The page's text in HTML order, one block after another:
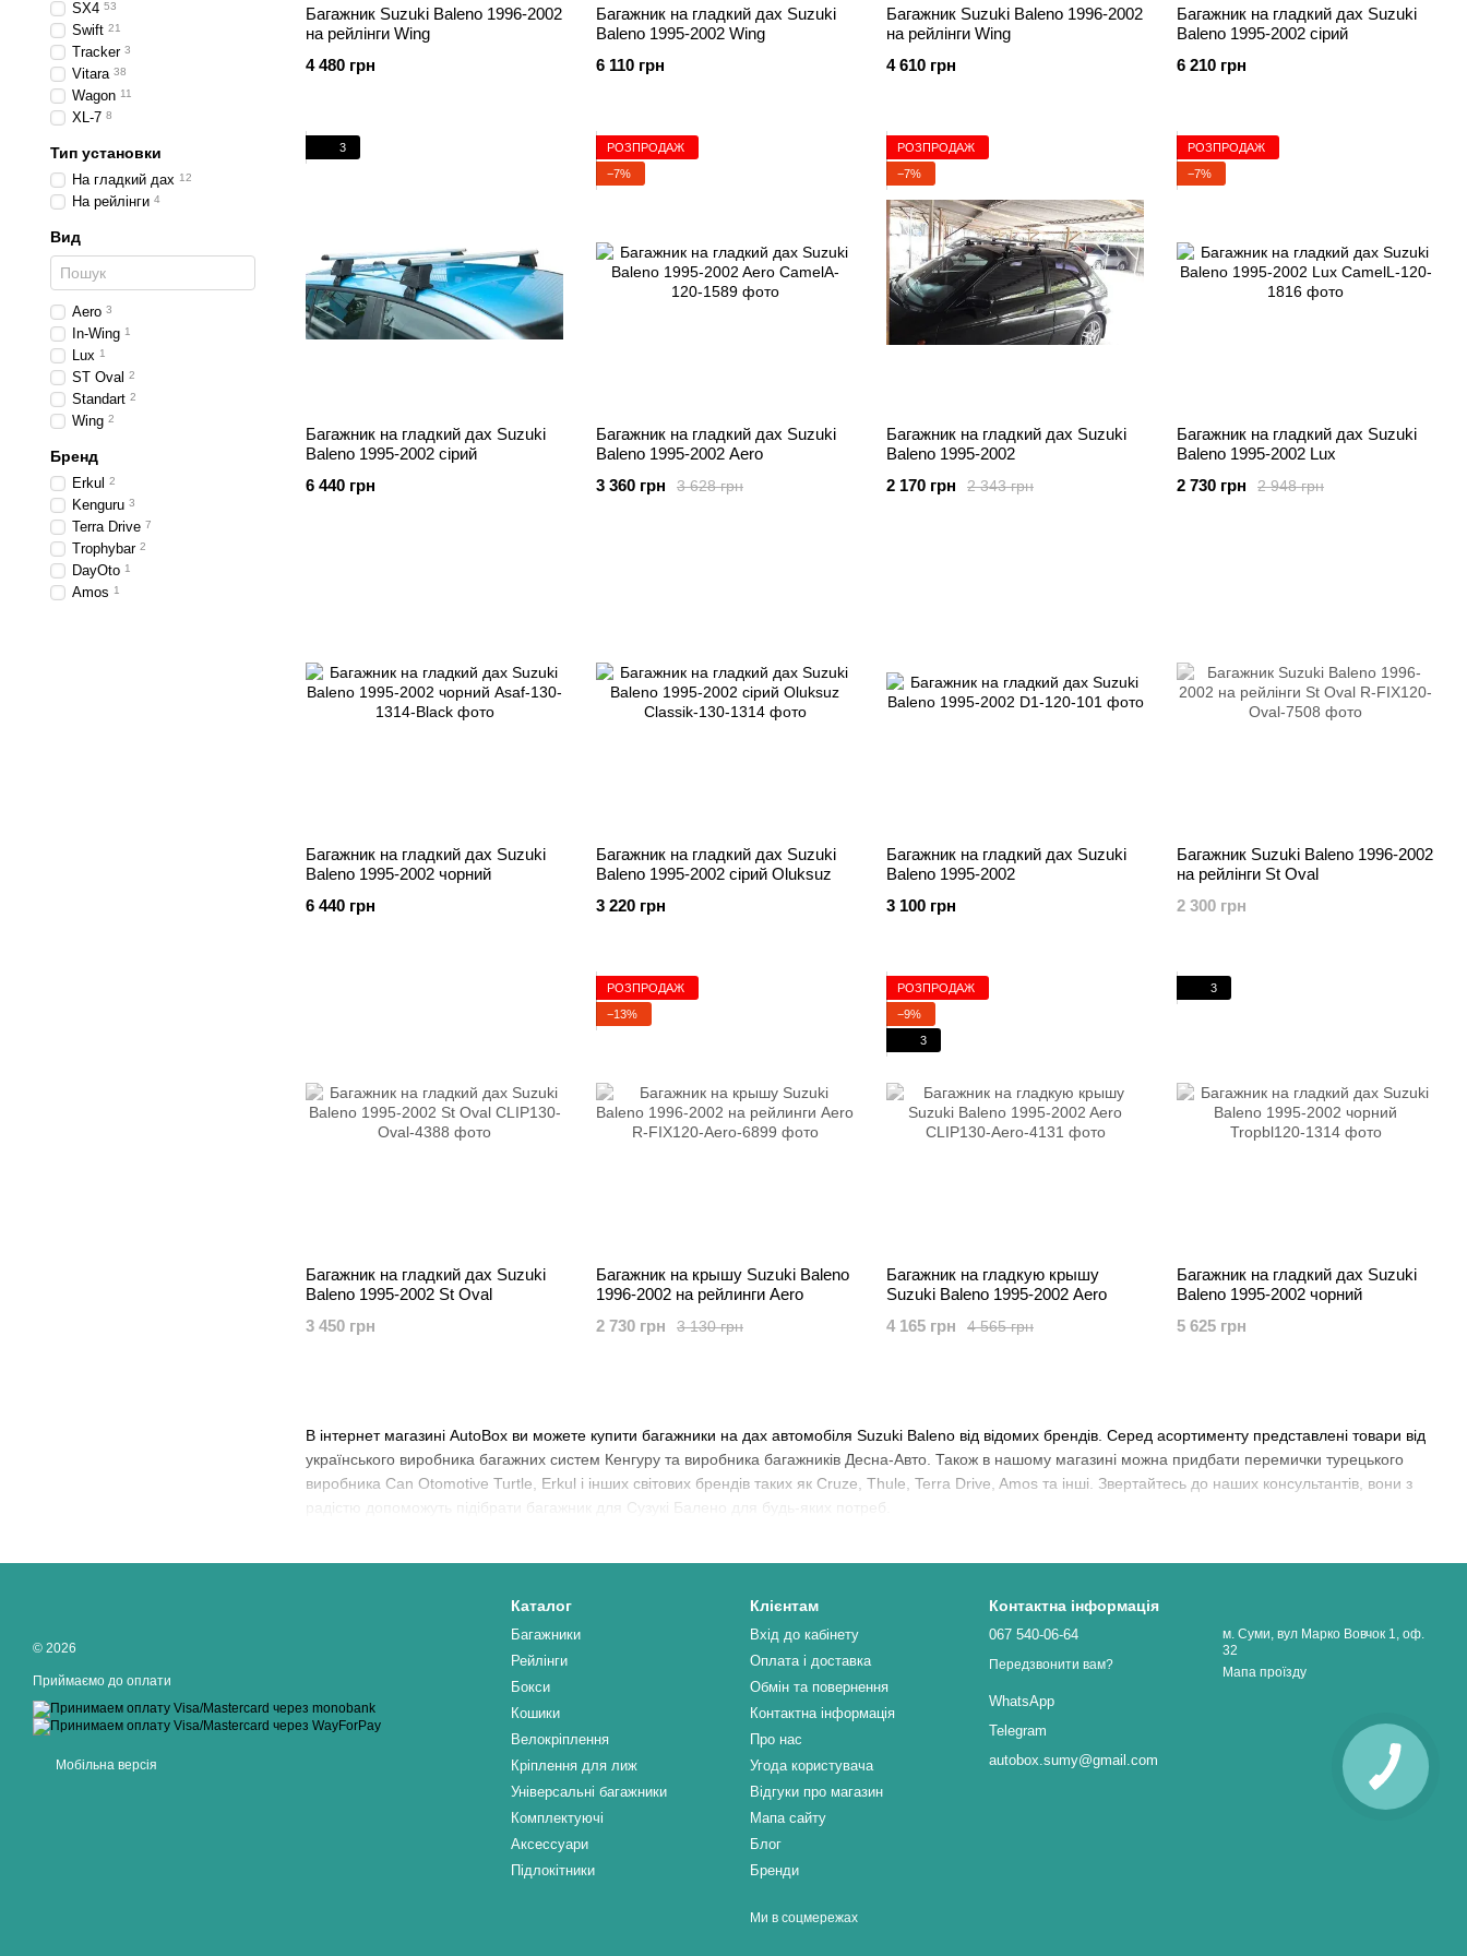
В інтернет магазині AutoBox ви можете купити багажники на дах автомобіля Suzuki Baleno від відомих брендів. Серед асортименту представлені товари від
українського виробника багажних систем Кенгуру та виробника багажників Десна-Авто. Також в нашому магазині можна придбати перемички турецького
виробника Can Otomotive Turtle, Erkul і інших світових брендів таких як Cruze, Thule, Terra Drive, Amos та інші. Звертайтесь до наших консультантів, вони з
радістю допоможуть підібрати багажник для Сузукі Балено для будь-яких потреб.
Багажник Suzuki Baleno 1996-2002
на рейлінги Wing
4 480 грн
Багажник на гладкий дах Suzuki
Baleno 1995-2002 Wing
6 110 грн
Багажник Suzuki Baleno 1996-2002
на рейлінги Wing
4 610 грн
Багажник на гладкий дах Suzuki
Baleno 1995-2002 сірий
6 210 грн
3
Багажник на гладкий дах Suzuki
Baleno 1995-2002 сірий
6 440 грн
РОЗПРОДАЖ
−7%
Багажник на гладкий дах Suzuki
Baleno 1995-2002 Aero
3 628 грн
3 360 грн
РОЗПРОДАЖ
−7%
Багажник на гладкий дах Suzuki
Baleno 1995-2002
2 343 грн
2 170 грн
РОЗПРОДАЖ
−7%
Багажник на гладкий дах Suzuki
Baleno 1995-2002 Lux
2 948 грн
2 730 грн
Багажник на гладкий дах Suzuki
Baleno 1995-2002 чорний
6 440 грн
Багажник на гладкий дах Suzuki
Baleno 1995-2002 сірий Oluksuz
3 220 грн
Багажник на гладкий дах Suzuki
Baleno 1995-2002
3 100 грн
Багажник Suzuki Baleno 1996-2002
на рейлінги St Oval
2 300 грн
Багажник на гладкий дах Suzuki
Baleno 1995-2002 St Oval
3 450 грн
РОЗПРОДАЖ
−13%
Багажник на крышу Suzuki Baleno
1996-2002 на рейлинги Aero
3 130 грн
2 730 грн
РОЗПРОДАЖ
−9%
3
Багажник на гладкую крышу
Suzuki Baleno 1995-2002 Aero
4 565 грн
4 165 грн
3
Багажник на гладкий дах Suzuki
Baleno 1995-2002 чорний
5 625 грн
SX4 53
Swift 21
Tracker 3
Vitara 38
Wagon 11
XL-7 8
Тип установки
На гладкий дах 12
На рейлінги 4
Вид
Aero 3
In-Wing 1
Lux 1
ST Oval 2
Standart 2
Wing 2
Бренд
Erkul 2
Kenguru 3
Terra Drive 7
Trophybar 2
DayOto 1
Amos 1
© 2026
Приймаємо до оплати
Мобільна версія
Каталог
Багажники
Рейлінги
Бокси
Кошики
Велокріплення
Кріплення для лиж
Універсальні багажники
Комплектуючі
Аксессуари
Підлокітники
Клієнтам
Вхід до кабінету
Оплата і доставка
Обмін та повернення
Контактна інформація
Про нас
Угода користувача
Відгуки про магазин
Мапа сайту
Блог
Бренди
Ми в соцмережах
Контактна інформація
067 540-06-64
Передзвонити вам?
WhatsApp
Telegram
autobox.sumy@gmail.com
м. Суми, вул Марко Вовчок 1, оф.
32
Мапа проїзду